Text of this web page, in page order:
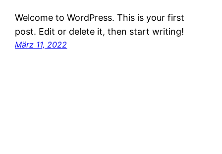
Welcome to WordPress. This is your first
post. Edit or delete it, then start writing!
März 11, 2022